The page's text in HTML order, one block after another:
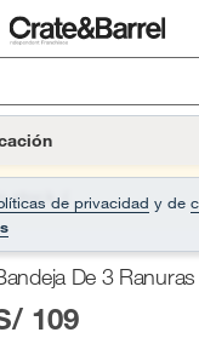
e
r
c
B
de privacidad y de
stock :(
De 3
109